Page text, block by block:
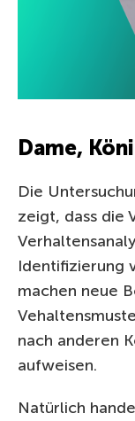
Dame,
Die
zeigt, dass die
Identifizierung
machen neue
nach anderen
aufweisen.
Natürlich